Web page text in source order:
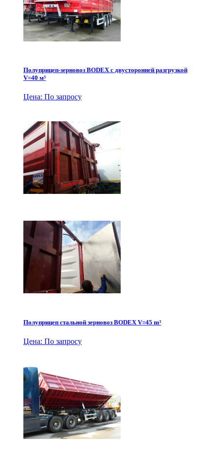
Полуприцеп-зерновоз BODEX с двусторонней разгрузкой
V=40 м³
Цена: По запросу
Полуприцеп стальной зерновоз BODEX V=45 m³
Цена: По запросу